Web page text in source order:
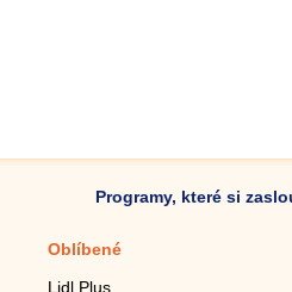
Programy, které si
Oblíbené
Lidl Plus